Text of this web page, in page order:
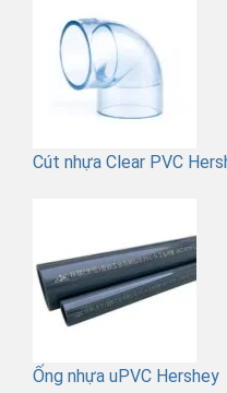
Cút nhựa Clear PVC
Ống nhựa uPVC Hershey